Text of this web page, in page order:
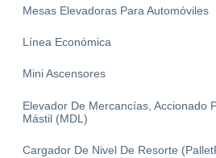
Mesas Elevadoras Para Automóviles
Línea Económica
Mini Ascensores
Elevador De Mercancías, Accionado
Mástil (MDL)
Cargador De Nivel De Resorte